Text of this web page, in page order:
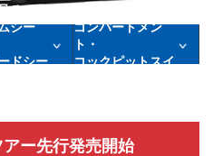
る
シー
ドシー
コンパートメン
ト・
コックピットスイ
ー先行発売開始